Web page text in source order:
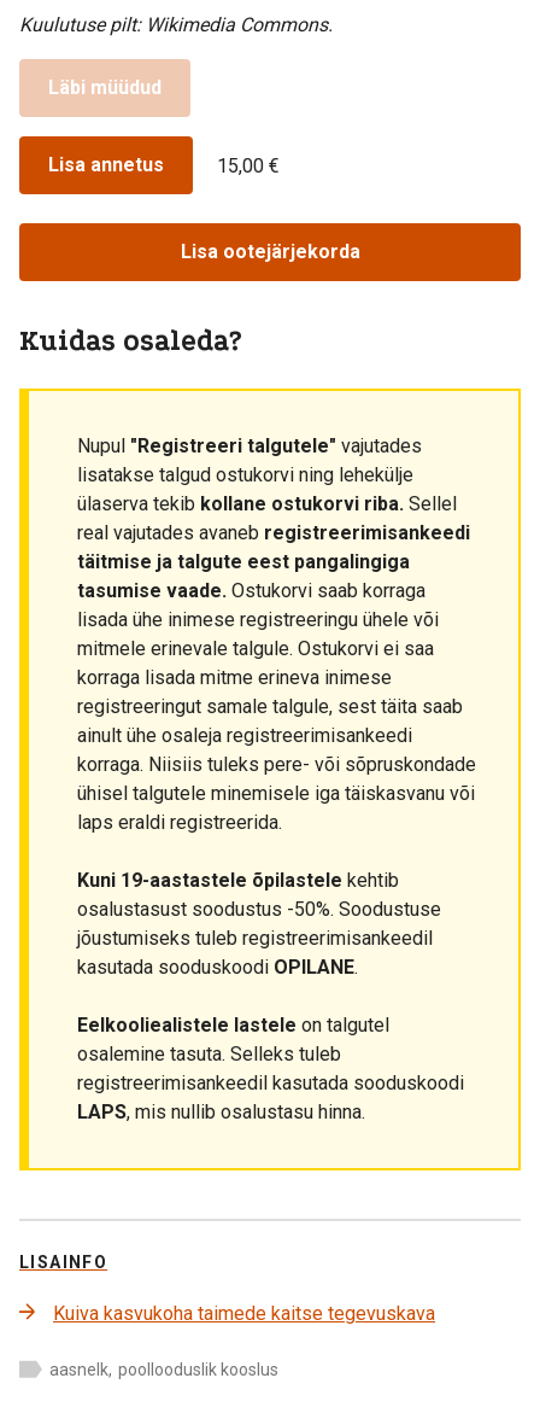
Kuulutuse pilt: Wikimedia Commons.
Läbi müüdud
Lisa annetus 15,00 €
Lisa ootejärjekorda
Kuidas osaleda?
Nupul "Registreeri talgutele" vajutades
lisatakse talgud ostukorvi ning lehekülje
ülaserva tekib kollane ostukorvi riba. Sellel
real vajutades avaneb registreerimisankeedi
täitmise ja talgute eest pangalingiga
tasumise vaade. Ostukorvi saab korraga
lisada ühe inimese registreeringu ühele või
mitmele erinevale talgule. Ostukorvi ei saa
korraga lisada mitme erineva inimese
registreeringut samale talgule, sest täita saab
ainult ühe osaleja registreerimisankeedi
korraga. Niisiis tuleks pere- või sõpruskondade
ühisel talgutele minemisele iga täiskasvanu või
laps eraldi registreerida.
Kuni 19-aastastele õpilastele kehtib
osalustasust soodustus -50%. Soodustuse
jõustumiseks tuleb registreerimisankeedil
kasutada sooduskoodi OPILANE.
Eelkooliealistele lastele on talgutel
osalemine tasuta. Selleks tuleb
registreerimisankeedil kasutada sooduskoodi
LAPS, mis nullib osalustasu hinna.
LISAINFO
Kuiva kasvukoha taimede kaitse tegevuskava
aasnelk, poollooduslik kooslus